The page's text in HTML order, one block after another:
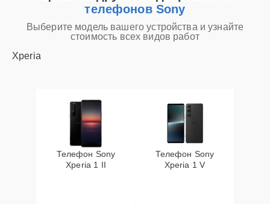
телефонов Sony
Выберите модель вашего устройства и узнайте
стоимость всех видов работ
Xperia
Телефон Sony
Xperia 1 II
Телефон Sony
Xperia 1 V